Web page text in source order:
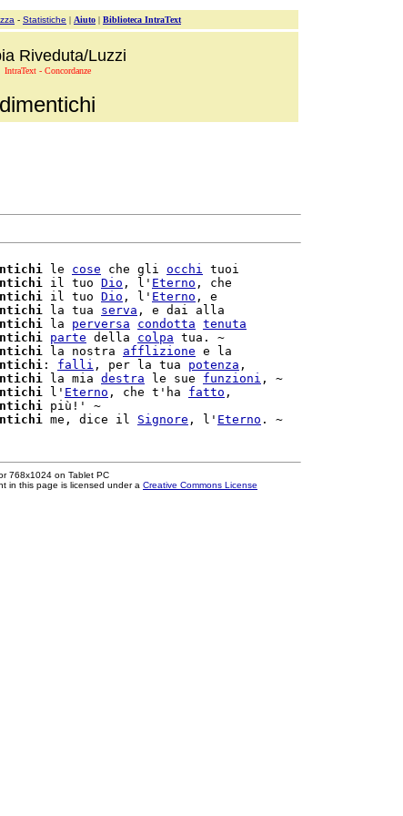
- Statistiche | Aiuto | Biblioteca IntraText
Riveduta/Luzzi
IntraText - Concordanze
dimentichi
le cose che gli occhi tuoi
il tuo Dio , l' Eterno , che
il tuo Dio , l' Eterno , e
la tua serva , e dai alla
la perversa condotta tenuta
parte della colpa tua. ~
la nostra afflizione e la
: falli , per la tua potenza ,
la mia destra le sue funzioni
l' Eterno , che t'ha fatto ,
più!' ~
me, dice il Signore , l' Eterno
768x1024 on Tablet PC
in this page is licensed under a Creative Commons License